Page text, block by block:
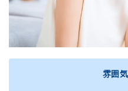
雰囲